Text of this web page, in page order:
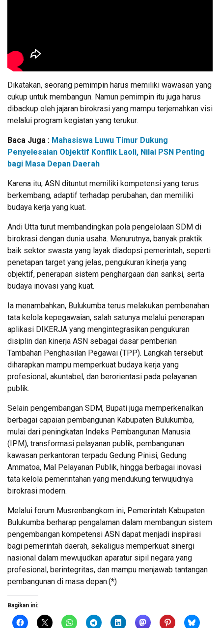
Dikatakan, seorang pemimpin harus memiliki wawasan yang
cukup untuk membangun. Namun pemimpin itu juga harus
dibackup oleh jajaran birokrasi yang mampu terjemahkan visi
melalui program kegiatan yang terukur.
Baca Juga : Mahasiswa Luwu Timur Dukung
Penyelesaian Objektif Konflik Laoli, Nilai PSN Penting
bagi Masa Depan Daerah
Karena itu, ASN dituntut memiliki kompetensi yang terus
berkembang, adaptif terhadap perubahan, dan memiliki
budaya kerja yang kuat.
Andi Utta turut membandingkan pola pengelolaan SDM di
birokrasi dengan dunia usaha. Menurutnya, banyak praktik
baik sektor swasta yang layak diadopsi pemerintah, seperti
penetapan target yang jelas, pengukuran kinerja yang
objektif, penerapan sistem penghargaan dan sanksi, serta
budaya inovasi yang kuat.
Ia menambahkan, Bulukumba terus melakukan pembenahan
tata kelola kepegawaian, salah satunya melalui penerapan
aplikasi DIKERJA yang mengintegrasikan pengukuran
disiplin dan kinerja ASN sebagai dasar pemberian
Tambahan Penghasilan Pegawai (TPP). Langkah tersebut
diharapkan mampu memperkuat budaya kerja yang
profesional, akuntabel, dan berorientasi pada pelayanan
publik.
Selain pengembangan SDM, Bupati juga memperkenalkan
berbagai capaian pembangunan Kabupaten Bulukumba,
mulai dari peningkatan Indeks Pembangunan Manusia
(IPM), transformasi pelayanan publik, pembangunan
kawasan perkantoran terpadu Gedung Pinisi, Gedung
Ammatoa, Mal Pelayanan Publik, hingga berbagai inovasi
tata kelola pemerintahan yang mendukung terwujudnya
birokrasi modern.
Melalui forum Musrenbangkom ini, Pemerintah Kabupaten
Bulukumba berharap pengalaman dalam membangun sistem
pengembangan kompetensi ASN dapat menjadi inspirasi
bagi pemerintah daerah, sekaligus memperkuat sinergi
nasional dalam mewujudkan aparatur sipil negara yang
profesional, berintegritas, dan mampu menjawab tantangan
pembangunan di masa depan.(*)
Bagikan ini: